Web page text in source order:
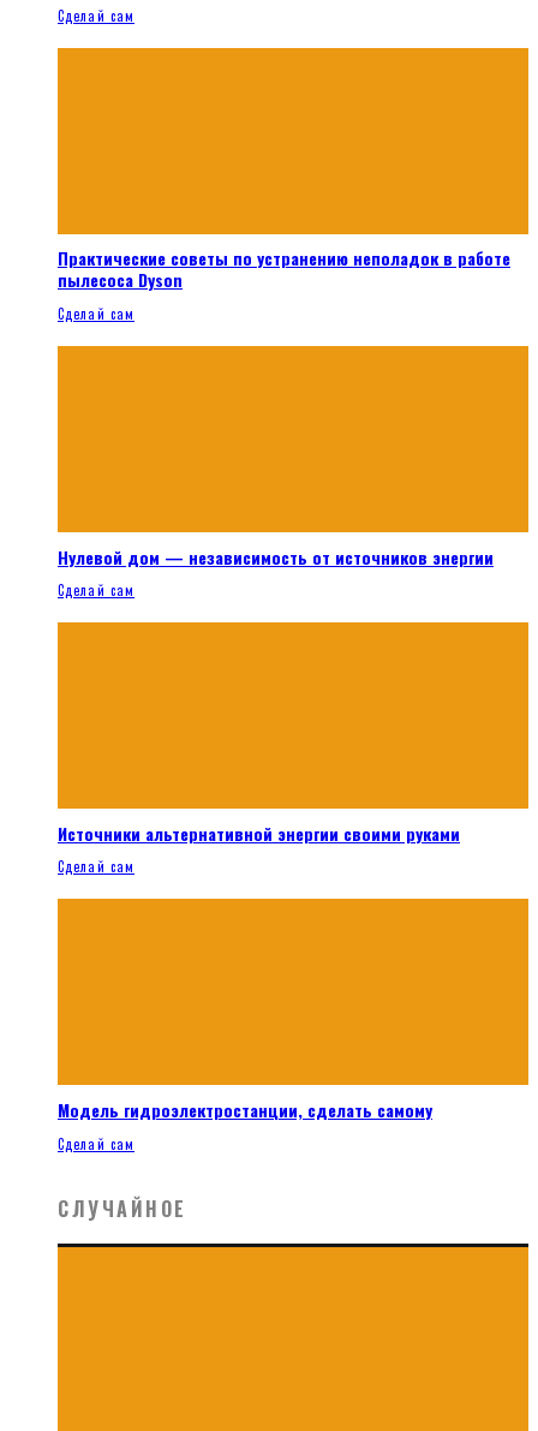
Сделай сам
Практические советы по устранению неполадок в работе
пылесоса Dyson
Сделай сам
Нулевой дом — независимость от источников энергии
Сделай сам
Источники альтернативной энергии своими руками
Сделай сам
Модель гидроэлектростанции, сделать самому
Сделай сам
СЛУЧАЙНОЕ